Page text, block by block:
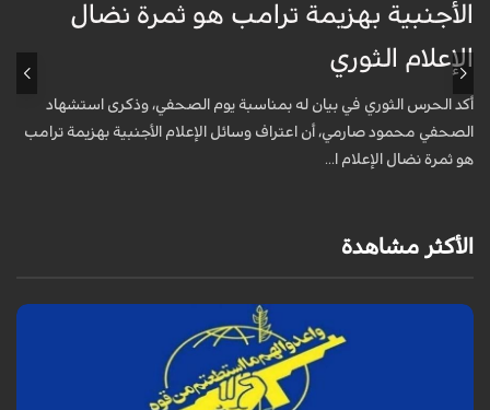
الأجنبية بهزيمة ترامب هو ثمرة نضال
الإعلام الثوري
أكد الحرس الثوري في بيان له بمناسبة يوم الصحفي، وذكرى استشهاد
الصحفي محمود صارمي، أن اعتراف وسائل الإعلام الأجنبية بهزيمة ترامب
هو ثمرة نضال الإعلام ا...
الأكثر مشاهدة